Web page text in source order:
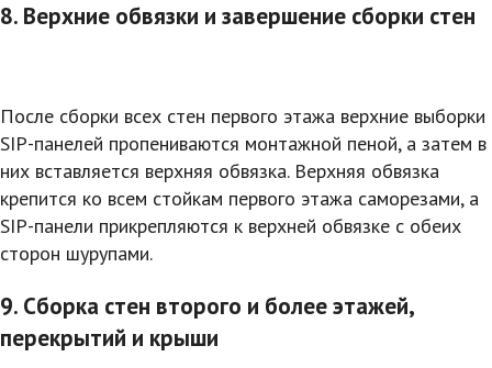
8. Верхние обвязки и завершение сборки стен
После сборки всех стен первого этажа верхние выборки
SIP-панелей пропениваются монтажной пеной, а затем в
них вставляется верхняя обвязка. Верхняя обвязка
крепится ко всем стойкам первого этажа саморезами, а
SIP-панели прикрепляются к верхней обвязке с обеих
сторон шурупами.
9. Сборка стен второго и более этажей,
перекрытий и крыши